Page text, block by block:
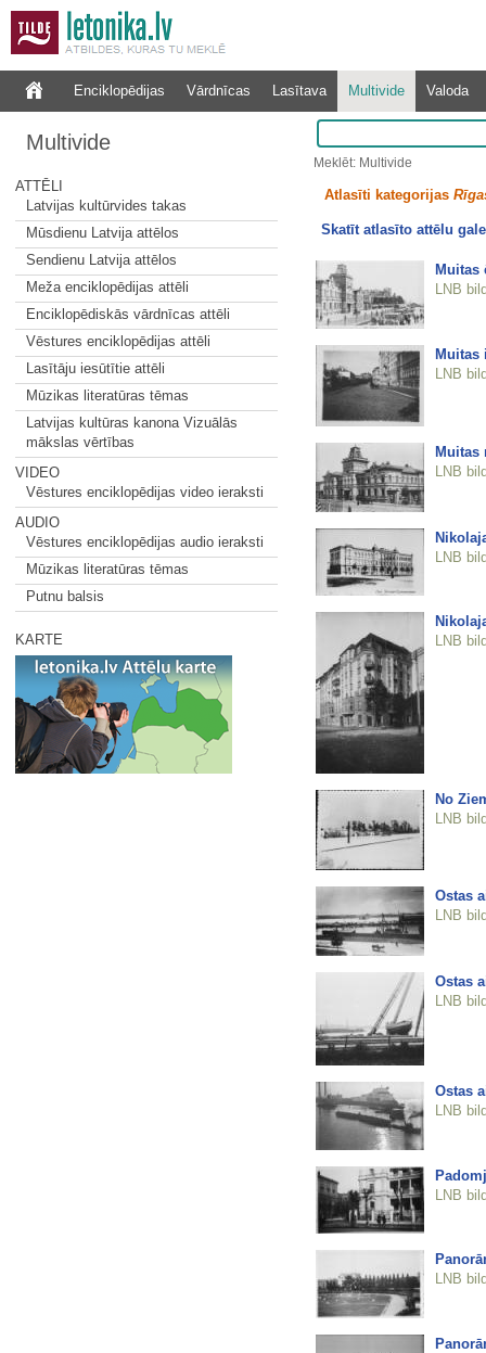
Enciklopēdijas Vārdnīcas Lasītava Multivide Valoda
Multivide
ATTĒLI
Latvijas kultūrvides takas
Mūsdienu Latvija attēlos
Sendienu Latvija attēlos
Meža enciklopēdijas attēli
Enciklopēdiskās vārdnīcas attēli
Vēstures enciklopēdijas attēli
Lasītāju iesūtītie attēli
Mūzikas literatūras tēmas
Latvijas kultūras kanona Vizuālās
mākslas vērtības
VIDEO
Vēstures enciklopēdijas video ieraksti
AUDIO
Vēstures enciklopēdijas audio ieraksti
Mūzikas literatūras tēmas
Putnu balsis
KARTE
Meklēt: Multivide
Atlasīti kategorijas
Skatīt atlasīto attēlu
Muitas
LNB
Muitas
LNB
Muitas
LNB
LNB
LNB
No
LNB
Ostas
LNB
Ostas
LNB
Ostas
LNB
LNB
LNB